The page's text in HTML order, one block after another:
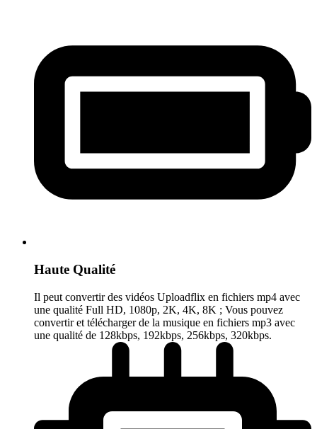
Haute Qualité
Il peut convertir des vidéos Uploadflix en fichiers mp4 avec
une qualité Full HD, 1080p, 2K, 4K, 8K ; Vous pouvez
convertir et télécharger de la musique en fichiers mp3 avec
une qualité de 128kbps, 192kbps, 256kbps, 320kbps.